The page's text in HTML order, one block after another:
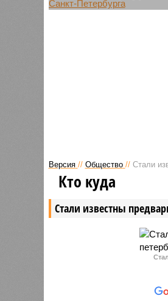
В городском парламенте
Версия // Общество // Стали
Стали известны
Кто куда